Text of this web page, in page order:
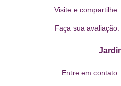
Visite e compartilhe:
Faça sua avaliação:
Entre em contato: